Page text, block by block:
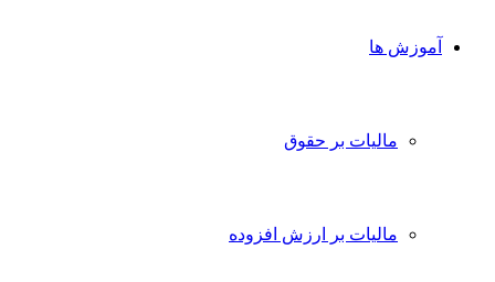
آموزش ها
مالیات بر حقوق
مالیات بر ارزش افزوده